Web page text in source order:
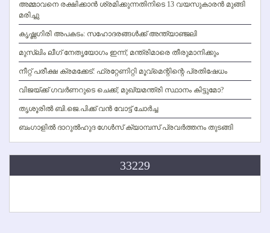
അമ്മാവനെ രക്ഷിക്കാന്‍ ശ്രമിക്കുന്നതിനിടെ 13 വയസുകാരന്‍ മുങ്ങി
മരിച്ചു
കൃഷ്ണഗിരി അപകടം: സഹോദരങ്ങള്‍ക്ക് അന്ത്യാഞ്ജലി
മുസ്ലിം ലീഗ് നേതൃയോഗം ഇന്ന്; മന്ത്രിമാരെ തീരുമാനിക്കും
നീറ്റ് പരീക്ഷ ക്രമക്കേട്: ഫ്രറ്റേണിറ്റി മൂവ്‌മെന്റിന്റെ പ്രതിഷേധം
വിജയ്ക്ക് ഗവര്‍ണറുടെ ചെക്ക്; മുഖ്യമന്ത്രി സ്ഥാനം കിട്ടുമോ?
തൃശൂരില്‍ ബി.ജെ.പിക്ക് വന്‍ വോട്ട് ചോര്‍ച്ച
ബംഗാളില്‍ ദാറുല്‍ഹുദ ഗേള്‍സ് ക്യാമ്പസ് പ്രവര്‍ത്തനം തുടങ്ങി
33229